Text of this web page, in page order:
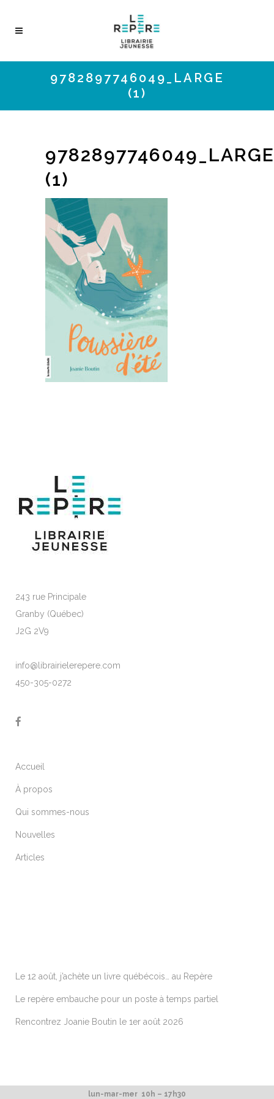
9782897746049_LARGE
(1)
9782897746049_LARGE
(1)
243 rue Principale
Granby (Québec)
J2G 2V9
info@librairielerepere.com
450-305-0272
Accueil
À propos
Qui sommes-nous
Nouvelles
Articles
Le 12 août, j’achète un livre québécois… au Repère
Le repère embauche pour un poste à temps partiel
Rencontrez Joanie Boutin le 1er août 2026
lun-mar-mer 10h – 17h30